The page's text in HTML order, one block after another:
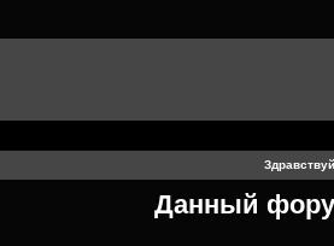
Данный